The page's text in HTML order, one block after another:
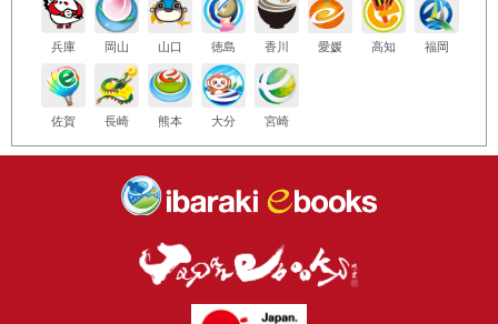
兵庫 岡山 山口 徳島 香川 愛媛 高知 福岡
佐賀 長崎 熊本 大分 宮崎